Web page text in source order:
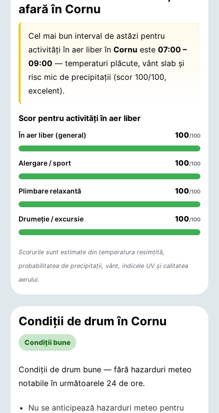
afară în Cornu
Cel mai bun interval de astăzi pentru
activități în aer liber înCornu este07:00 –
09:00 — temperaturi plăcute, vânt slab și
risc mic de precipitații (scor 100/100,
excelent).
Scor pentru activități în aer liber
În aer liber (general) 100/100
Alergare / sport 100/100
Plimbare relaxantă 100/100
Drumeție / excursie 100/100
Scorurile sunt estimate din temperatura resimțită,
probabilitatea de precipitații, vânt, indicele UV și calitatea
aerului.
Condiții de drum în Cornu
Condiții bune
Condiții de drum bune — fără hazarduri meteo
notabile în următoarele 24 de ore.
Nu se anticipează hazarduri meteo pentru